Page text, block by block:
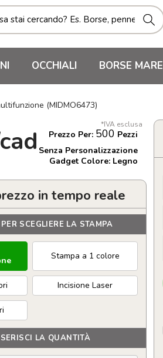
OCCHIALI BORSE MARE
(MIDMO6473)
*IVA esclusa
Prezzo Per: 500 Pezzi
Senza Personalizzazione
Gadget Colore: Legno
in tempo reale
SCEGLIERE LA STAMPA
Stampa a 1 colore
Incisione Laser
LA QUANTITÀ